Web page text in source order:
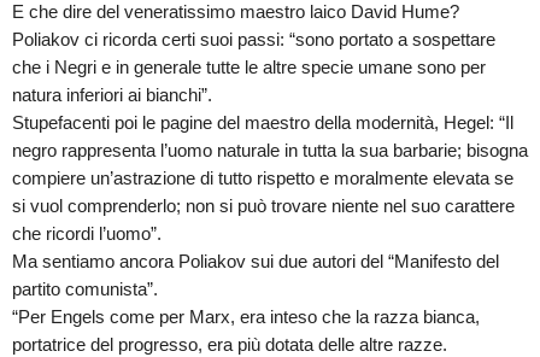
E che dire del veneratissimo maestro laico David Hume?
Poliakov ci ricorda certi suoi passi: “sono portato a sospettare
che i Negri e in generale tutte le altre specie umane sono per
natura inferiori ai bianchi”.
Stupefacenti poi le pagine del maestro della modernità, Hegel: “Il
negro rappresenta l’uomo naturale in tutta la sua barbarie; bisogna
compiere un’astrazione di tutto rispetto e moralmente elevata se
si vuol comprenderlo; non si può trovare niente nel suo carattere
che ricordi l’uomo”.
Ma sentiamo ancora Poliakov sui due autori del “Manifesto del
partito comunista”.
“Per Engels come per Marx, era inteso che la razza bianca,
portatrice del progresso, era più dotata delle altre razze.